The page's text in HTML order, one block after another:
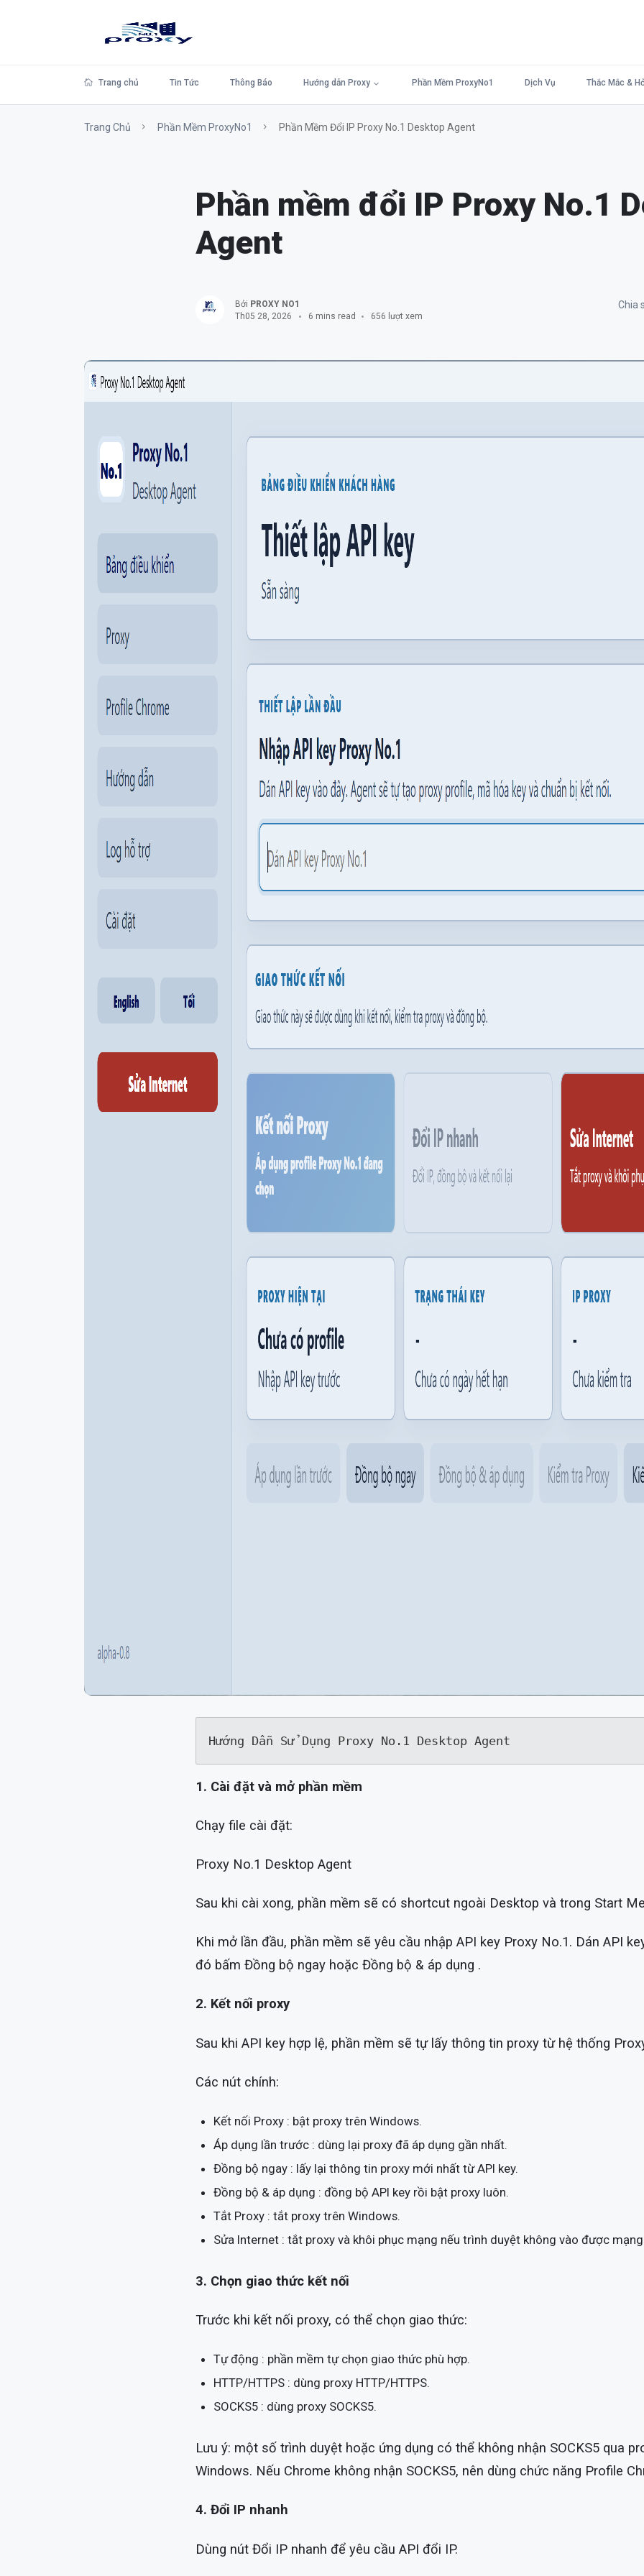
Trang chủ Tin Tức Thông Báo Hướng dẫn Proxy Phần Mềm ProxyNo1 Dịch Vụ Thắc Mắc &
Trang Chủ Phần Mềm ProxyNo1 Phần Mềm Đổi IP Proxy No.1 Desktop Agent
Phần mềm đổi IP Proxy No.1
Agent
Bởi PROXY NO1
Th05 28, 2026
6 mins read 656 lượt xem
Chia
Hướng Dẫn Sử Dụng Proxy No.1 Desktop Agent
1. Cài đặt và mở phần mềm
Chạy file cài đặt:
Proxy No.1 Desktop Agent
Sau khi cài xong, phần mềm sẽ có shortcut ngoài Desktop và trong Start
Khi mở lần đầu, phần mềm sẽ yêu cầu nhập API key Proxy No.1. Dán API
đó bấm Đồng bộ ngay hoặc Đồng bộ & áp dụng .
2. Kết nối proxy
Sau khi API key hợp lệ, phần mềm sẽ tự lấy thông tin proxy từ hệ thống
Các nút chính:
Kết nối Proxy : bật proxy trên Windows.
Áp dụng lần trước : dùng lại proxy đã áp dụng gần nhất.
Đồng bộ ngay : lấy lại thông tin proxy mới nhất từ API key.
Đồng bộ & áp dụng : đồng bộ API key rồi bật proxy luôn.
Tắt Proxy : tắt proxy trên Windows.
Sửa Internet : tắt proxy và khôi phục mạng nếu trình duyệt không vào được
3. Chọn giao thức kết nối
Trước khi kết nối proxy, có thể chọn giao thức:
Tự động : phần mềm tự chọn giao thức phù hợp.
HTTP/HTTPS : dùng proxy HTTP/HTTPS.
SOCKS5 : dùng proxy SOCKS5.
Lưu ý: một số trình duyệt hoặc ứng dụng có thể không nhận SOCKS5 qua
Windows. Nếu Chrome không nhận SOCKS5, nên dùng chức năng Profile
4. Đổi IP nhanh
Dùng nút Đổi IP nhanh để yêu cầu API đổi IP.